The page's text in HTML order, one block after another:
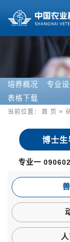
培养概况 专业
表格下载
当前位置： 首 页
博士生
专业一